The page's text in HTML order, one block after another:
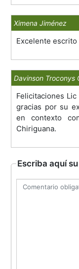
Ximena Jiménez
Excelente
Davinson Troconys
Felicitaciones
gracias por su
en contexto
Chiriguana.
Escriba aquí